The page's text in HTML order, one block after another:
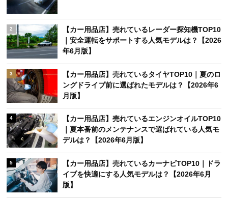
2
【カー用品店】売れているレーダー探知機TOP10
｜安全運転をサポートする人気モデルは？【2026
年6月版】
3
【カー用品店】売れているタイヤTOP10｜夏のロ
ングドライブ前に選ばれたモデルは？【2026年6
月版】
4
【カー用品店】売れているエンジンオイルTOP10
｜夏本番前のメンテナンスで選ばれている人気モ
デルは？【2026年6月版】
5
【カー用品店】売れているカーナビTOP10｜ドラ
イブを快適にする人気モデルは？【2026年6月
版】